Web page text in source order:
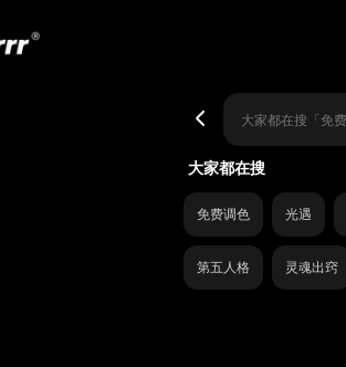
大家都在搜
免费调色 光遇
第五人格 灵魂出窍